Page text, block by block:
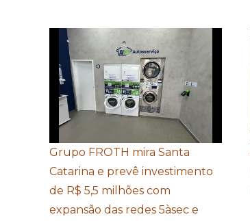
Grupo FROTH mira Santa
Catarina e prevê investimento
de R$ 5,5 milhões com
expansão das redes 5àsec e